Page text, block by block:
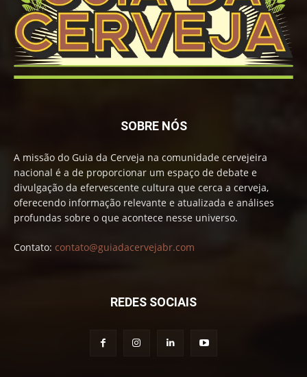
SOBRE NÓS
A missão do Guia da Cerveja na comunidade cervejeira
nacional é a de proporcionar um espaço de debate e
divulgação da efervescente cultura que cerca a cerveja,
oferecendo informação relevante e atualizada e análises
profundas sobre o que acontece nesse universo.
Contato: contato@guiadacervejabr.com
REDES SOCIAIS